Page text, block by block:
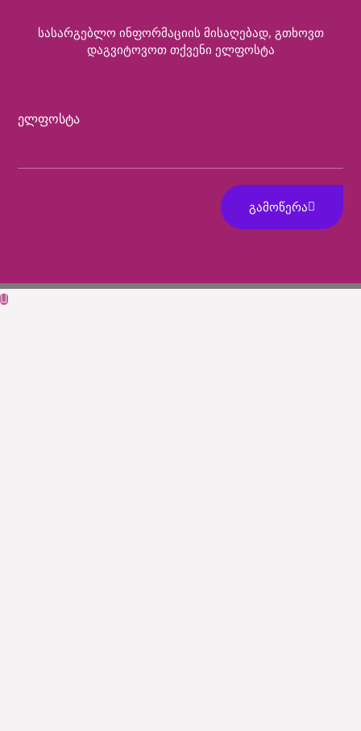
Სასარგებლო Ინფორმაციის Მისაღებად, Გთხოვთ
Დაგვიტოვოთ Თქვენი Ელფოსტა
Ელფოსტა
ᲒᲐᲛᲝᲬᲔᲠᲐ